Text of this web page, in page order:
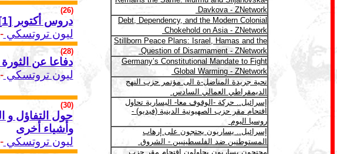
(26)
دروس أكتوبر [1] (4 نوفمبر 1935)
ليون تروتسكي- 2019 / 10 / 1
(28)
دفاعا عن
ليون تروتسكي- 2019 / 8 / 18
(30)
حول التفاؤل و
وأشياء أخرى
ليون تروتسكي- 2019 / 5 / 23